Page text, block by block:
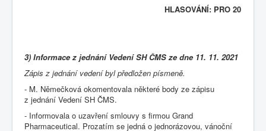
HLASOVÁNÍ: PRO 20
3) Informace z jednání Vedení SH ČMS ze dne 11. 11. 2021
Zápis z jednání vedení byl předložen písmeně.
- M. Němečková okomentovala některé body ze zápisu
z jednání Vedení SH ČMS.
- Informovala o uzavření smlouvy s firmou Grand
Pharmaceutical. Prozatím se jedná o jednorázovou, vánoční